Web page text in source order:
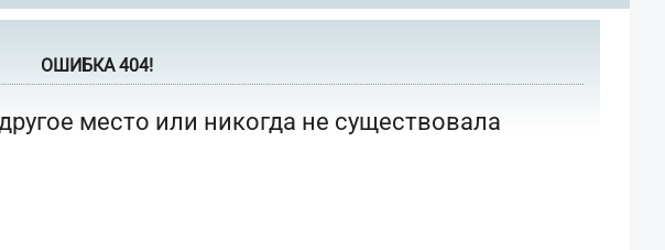
ОШИБКА 404!
место или никогда не существовала